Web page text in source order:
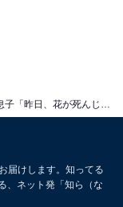
届けします。知ってる
、ネット発「知ら（な